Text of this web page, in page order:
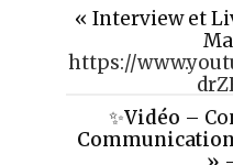
« Interview et
https://
✨Vidéo –